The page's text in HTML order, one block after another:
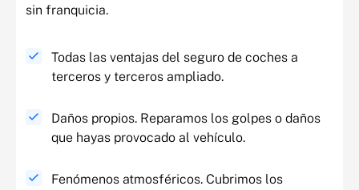
sin franquicia.
Todas las ventajas del seguro de coches a
terceros y terceros ampliado.
Daños propios. Reparamos los golpes o daños
que hayas provocado al vehículo.
Fenómenos atmosféricos. Cubrimos los